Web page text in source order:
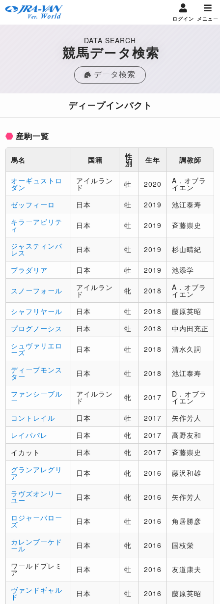
ログイン メニュー
DATA SEARCH
競馬データ検索
データ検索
ディープインパクト
産駒一覧
馬名 国籍 性
別 生年 調教師
オーギュストロ
ダン
アイルラン
ド 牡 2020 A．オブラ
イエン
ゼッフィーロ
日本 牡 2019
池江泰寿
キラーアビリテ
ィ 日本 牡 2019 斉藤崇史
ジャスティンパ
レス 日本 牡 2019 杉山晴紀
プラダリア 日本 牡 2019 池添学
スノーフォール アイルラン
ド 牝 2018 A．オブラ
イエン
シャフリヤール
日本 牡 2018
藤原英昭
プログノーシス
日本 牡 2018
中内田充正
シュヴァリエロ
ーズ 日本 牡 2018 清水久詞
ディープモンス
ター 日本 牡 2018 池江泰寿
ファンシーブル
ー
アイルラン
ド 牝 2017 D．オブラ
イエン
コントレイル
日本 牡 2017
矢作芳人
レイパパレ
日本 牝 2017
高野友和
イカット
日本 牝 2017
斉藤崇史
グランアレグリ
ア 日本 牝 2016 藤沢和雄
ラヴズオンリー
ユー 日本 牝 2016 矢作芳人
ロジャーバロー
ズ 日本 牡 2016 角居勝彦
カレンブーケド
ール 日本 牝 2016 国枝栄
ワールドプレミ
ア 日本 牡 2016 友道康夫
ヴァンドギャル
ド 日本 牡 2016 藤原英昭